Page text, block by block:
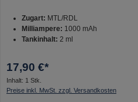
Zugart: MTL/RDL
Milliampere: 1000 mAh
Tankinhalt: 2 ml
17,90 €*
Inhalt: 1 Stk.
Preise inkl. MwSt. zzgl. Versandkosten